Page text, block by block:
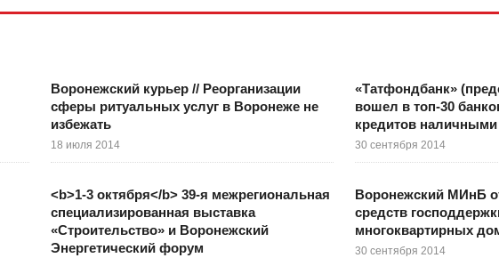
Воронежский курьер // Реорганизации
сферы ритуальных услуг в Воронеже не
избежать
18 июля 2014
«Татфондбанк»
вошел в топ-30
кредитов наличными
30 сентября 2014
<b>1-3 октября</b> 39-я межрегиональная
специализированная выставка
«Строительство» и Воронежский
Энергетический форум
Воронежский МИнБ
средств
многоквартирных
30 сентября 2014